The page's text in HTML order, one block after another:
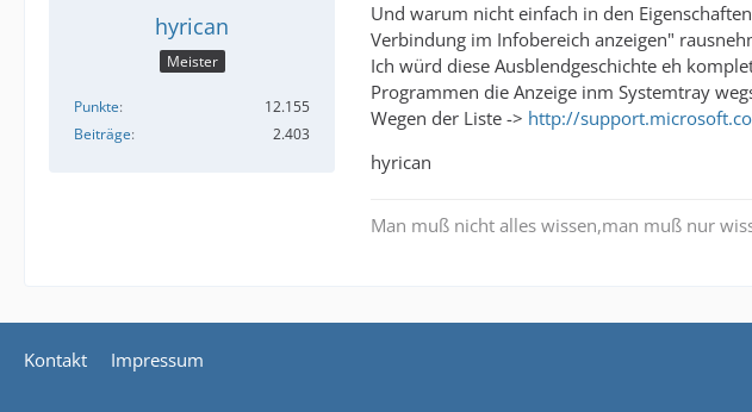
hyrican
Meister
Punkte
12.155
Beiträge
2.403
Und warum nicht einfach in den
Verbindung im Infobereich anzeigen"
Ich würd diese Ausblendgeschichte eh
Programmen die Anzeige inm Systemtray
Wegen der Liste -> http://
hyrican
Man muß nicht alles wissen,man muß nur
Kontakt Impressum